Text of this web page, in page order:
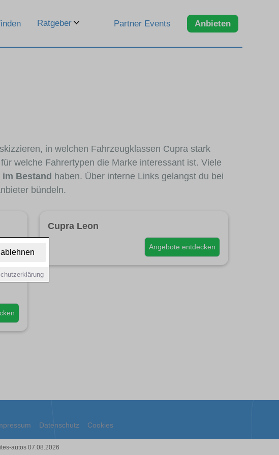
Ratgeber Partner Events Anbieten
in welchen Fahrzeugklassen Cupra stark
welche Fahrertypen die Marke interessant ist. Viele
im Bestand haben. Über interne Links gelangst du bei
bündeln.
Cupra Leon
Angebote entdecken
Datenschutz Cookies
autos 07.08.2026